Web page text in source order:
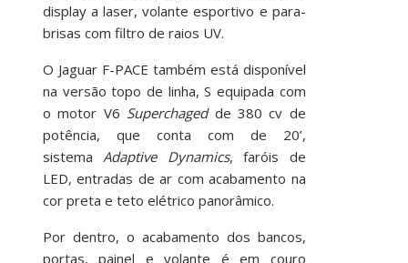
display a laser, volante esportivo e para-
brisas com filtro de raios UV.
O Jaguar F-PACE também está disponível
na versão topo de linha, S equipada com
o motor V6 Superchagedde 380 cv de
potência, que conta com de 20’,
sistemaAdaptive Dynamics, faróis de
LED, entradas de ar com acabamento na
cor preta e teto elétrico panorâmico.
Por dentro, o acabamento dos bancos,
portas, painel e volante é em couro